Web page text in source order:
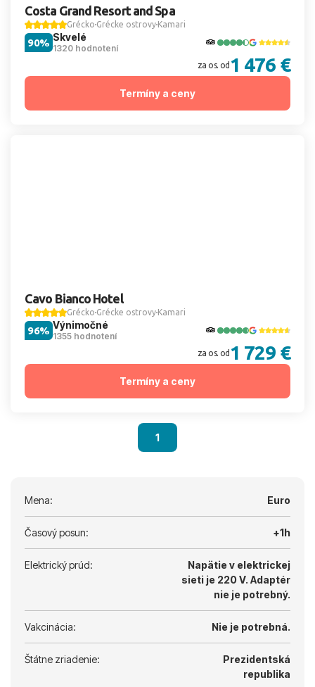
Costa Grand Resort and Spa
Grécko Grécke ostrovy Kamari
Skvelé
1320 hodnotení
90%
za os. od 1 476 €
Termíny a ceny
Cavo Bianco Hotel
Grécko Grécke ostrovy Kamari
Výnimočné
1355 hodnotení
96%
za os. od 1 729 €
Termíny a ceny
1
Mena: Euro
Časový posun: +1h
Elektrický prúd:
Napätie v elektrickej
sieti je 220 V. Adaptér
nie je potrebný.
Vakcinácia: Nie je potrebná.
Štátne zriadenie:
Prezidentská
republika